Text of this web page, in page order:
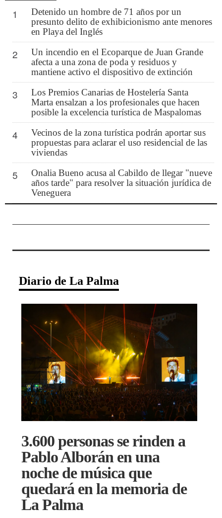
1
Detenido un hombre de 71 años por un
presunto delito de exhibicionismo ante menores
en Playa del Inglés
2
Un incendio en el Ecoparque de Juan Grande
afecta a una zona de poda y residuos y
mantiene activo el dispositivo de extinción
3
Los Premios Canarias de Hostelería Santa
Marta ensalzan a los profesionales que hacen
posible la excelencia turística de Maspalomas
4
Vecinos de la zona turística podrán aportar sus
propuestas para aclarar el uso residencial de las
viviendas
5
Onalia Bueno acusa al Cabildo de llegar "nueve
años tarde" para resolver la situación jurídica de
Veneguera
Diario de La Palma
3.600 personas se rinden a
Pablo Alborán en una
noche de música que
quedará en la memoria de
La Palma